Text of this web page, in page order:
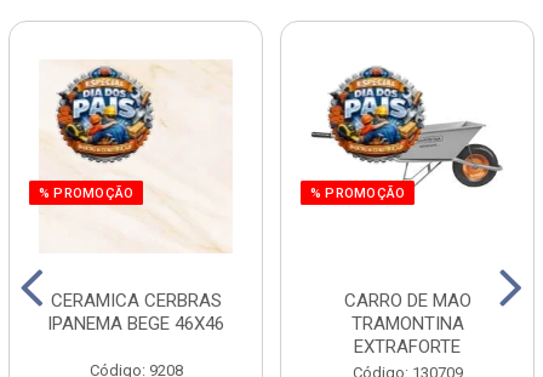
% PROMOÇÃO
CERAMICA CERBRAS
IPANEMA BEGE 46X46
Código: 9208
% PROMOÇÃO
CARRO DE MAO
TRAMONTINA
EXTRAFORTE
Código: 130709